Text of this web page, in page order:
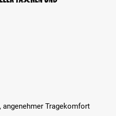
angenehmer Tragekomfort